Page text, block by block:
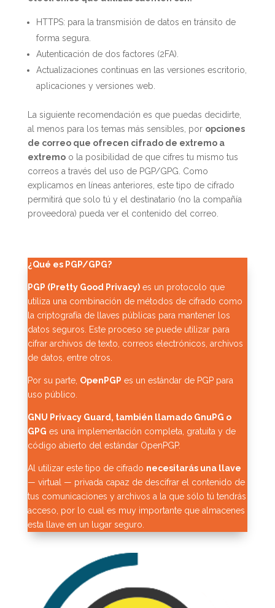
HTTPS: para la transmisión de datos en tránsito de
forma segura.
Autenticación de dos factores (2FA).
Actualizaciones continuas en las versiones escritorio,
aplicaciones y versiones web.
La siguiente recomendación es que puedas decidirte,
al menos para los temas más sensibles, por opciones
de correo que ofrecen cifrado de extremo a
extremoo la posibilidad de que cifres tu mismo tus
correos a través del uso de PGP/GPG. Como
explicamos en líneas anteriores, este tipo de cifrado
permitirá que solo tú y el destinatario (no la compañía
proveedora) pueda ver el contenido del correo.
¿Qué es PGP/GPG?
PGP (Pretty Good Privacy)es un protocolo que
utiliza una combinación de métodos de cifrado como
la criptografía de llaves públicas para mantener los
datos seguros. Este proceso se puede utilizar para
cifrar archivos de texto, correos electrónicos, archivos
de datos, entre otros.
Por su parte, OpenPGP es un estándar de PGP para
uso público.
GNU Privacy Guard, también llamado GnuPG o
GPG es una implementación completa, gratuita y de
código abierto del estándar OpenPGP.
Al utilizar este tipo de cifrado necesitarás una llave
— virtual — privada capaz de descifrar el contenido de
tus comunicaciones y archivos a la que sólo tú tendrás
acceso, por lo cual es muy importante que almacenes
esta llave en un lugar seguro.